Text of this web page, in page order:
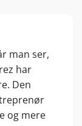
man ser,
har
Den
og mere